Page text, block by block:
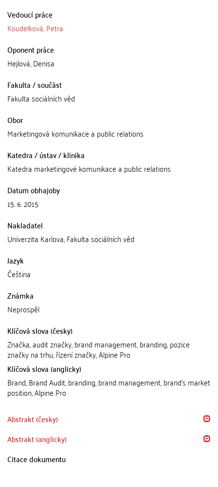
Vedoucí práce
Koudelková, Petra
Oponent práce
Hejlová, Denisa
Fakulta / součást
Fakulta sociálních věd
Obor
Marketingová komunikace a public relations
Katedra / ústav / klinika
Katedra marketingové komunikace a public relations
Datum obhajoby
15. 6. 2015
Nakladatel
Univerzita Karlova, Fakulta sociálních věd
Jazyk
Čeština
Známka
Neprospěl
Klíčová slova (česky)
Značka, audit značky, brand management, branding, pozice
značky na trhu, řízení značky, Alpine Pro
Klíčová slova (anglicky)
Brand, Brand Audit, branding, brand management, brand's market
position, Alpine Pro
Abstrakt (česky)
Abstrakt (anglicky)
Citace dokumentu